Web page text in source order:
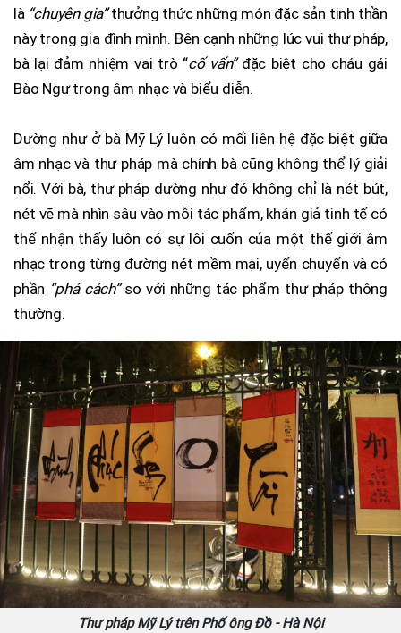
là “chuyên gia”thưởng thức những món đặc sản tinh thần
này trong gia đình mình. Bên cạnh những lúc vui thư pháp,
bà lại đảm nhiệm vai trò “cố vấn” đặc biệt cho cháu gái
Bào Ngư trong âm nhạc và biểu diễn.
Dường như ở bà Mỹ Lý luôn có mối liên hệ đặc biệt giữa
âm nhạc và thư pháp mà chính bà cũng không thể lý giải
nổi. Với bà, thư pháp dường như đó không chỉ là nét bút,
nét vẽ mà nhìn sâu vào mỗi tác phẩm, khán giả tinh tế có
thể nhận thấy luôn có sự lôi cuốn của một thế giới âm
nhạc trong từng đường nét mềm mại, uyển chuyển và có
phần “phá cách”so với những tác phẩm thư pháp thông
thường.
Thư pháp Mỹ Lý trên Phố ông Đồ - Hà Nội